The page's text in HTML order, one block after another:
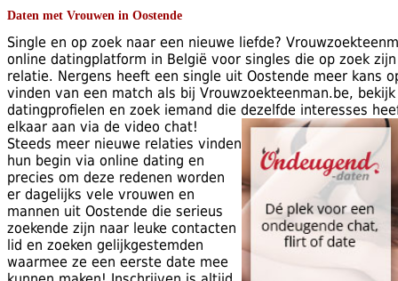
Daten met Vrouwen in Oostende
Single en op zoek naar een nieuwe liefde?
online datingplatform in België voor singles die op zoek
relatie. Nergens heeft een single uit Oostende meer kans
vinden van een match als bij Vrouwzoekteenman.be,
datingprofielen en zoek iemand die dezelfde interesses
elkaar aan via de video chat!
Steeds meer nieuwe relaties vinden
hun begin via online dating en
precies om deze redenen worden
er dagelijks vele vrouwen en
mannen uit Oostende die serieus
zoekende zijn naar leuke contacten
lid en zoeken gelijkgestemden
waarmee ze een eerste date mee